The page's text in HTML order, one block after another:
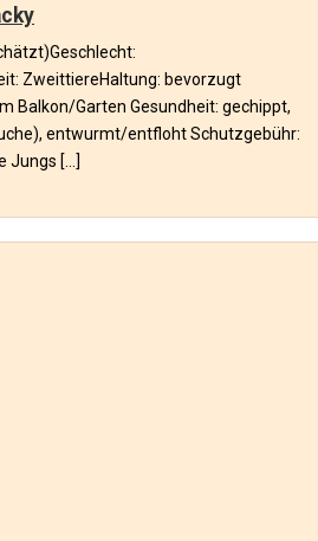
ZweittiereHaltung: bevorzugt
Balkon/Garten Gesundheit: gechippt,
entwurmt/entfloht Schutzgebühr:
Jungs […]